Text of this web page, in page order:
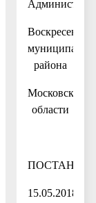
района
Московской
области
15.05.2018